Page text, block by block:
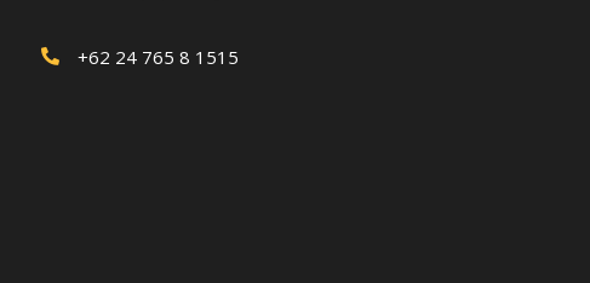
+62 24 765 8 1515